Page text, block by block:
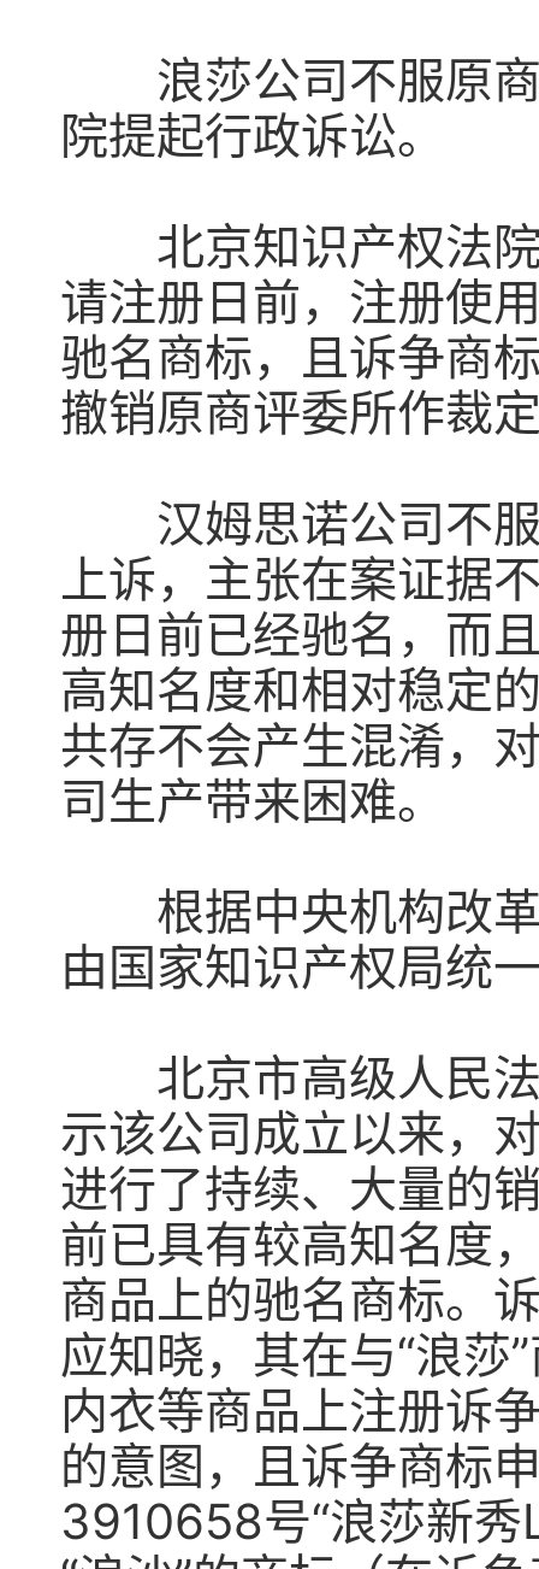
浪莎公司不服原商
院提起行政诉讼。
北京知识产权法院
请注册日前，注册使
驰名商标，且诉争商
撤销原商评委所作裁
汉姆思诺公司不服
上诉，主张在案证据
册日前已经驰名，而
高知名度和相对稳定
共存不会产生混淆，
司生产带来困难。
根据中央机构改革
由国家知识产权局统
北京市高级人民法
示该公司成立以来，
进行了持续、大量的
前已具有较高知名度
商品上的驰名商标。
应知晓，其在与“浪莎
内衣等商品上注册诉
的意图，且诉争商标
3910658号“浪莎新